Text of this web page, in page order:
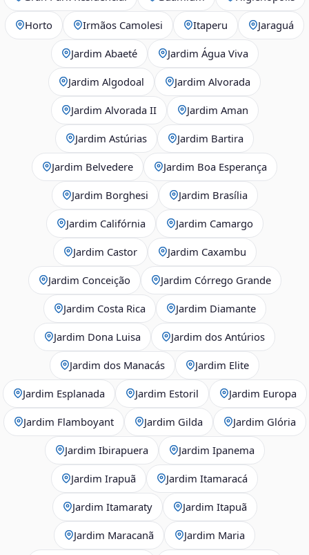
Horto Irmãos Camolesi Itaperu Jaraguá
Jardim Abaeté Jardim Água Viva
Jardim Algodoal Jardim Alvorada
Jardim Alvorada II Jardim Aman
Jardim Astúrias Jardim Bartira
Jardim Belvedere Jardim Boa Esperança
Jardim Borghesi Jardim Brasília
Jardim Califórnia Jardim Camargo
Jardim Castor Jardim Caxambu
Jardim Conceição Jardim Córrego Grande
Jardim Costa Rica Jardim Diamante
Jardim Dona Luisa Jardim dos Antúrios
Jardim dos Manacás Jardim Elite
Jardim Esplanada Jardim Estoril Jardim Europa
Jardim Flamboyant Jardim Gilda Jardim Glória
Jardim Ibirapuera Jardim Ipanema
Jardim Irapuã Jardim Itamaracá
Jardim Itamaraty Jardim Itapuã
Jardim Maracanã Jardim Maria